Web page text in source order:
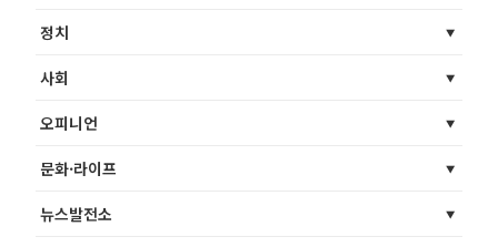
정치
사회
오피니언
문화·라이프
뉴스발전소